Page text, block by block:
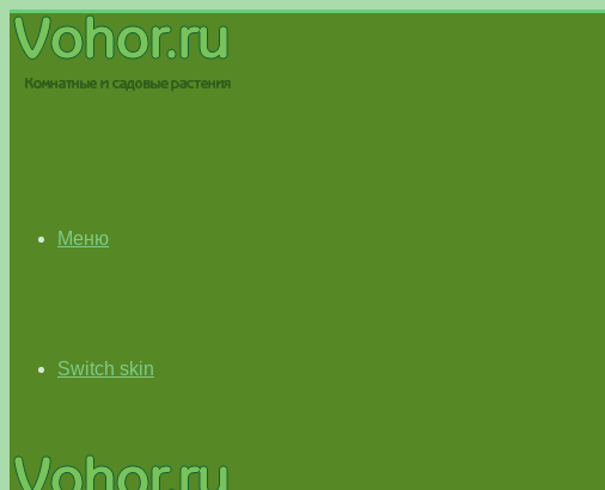
Меню
Switch skin